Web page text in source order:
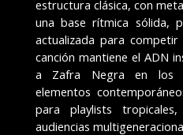
estructura clásica, con
una base rítmica sólida,
actualizada para
canción mantiene el ADN
a Zafra Negra en los
elementos
para playlists
audiencias